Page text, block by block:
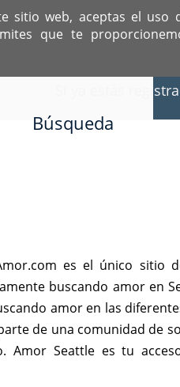
sitio web, aceptas el
que te
DEDICADO A
Sí ya estás
Búsqueda
es el único
buscando amor en
amor en las
de una comunidad de
Amor Seattle es tu